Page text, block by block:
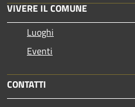
VIVERE IL COMUNE
Luoghi
Eventi
CONTATTI